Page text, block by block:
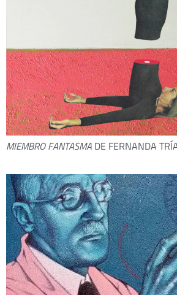
MIEMBRO FANTASMA DE FERNANDA